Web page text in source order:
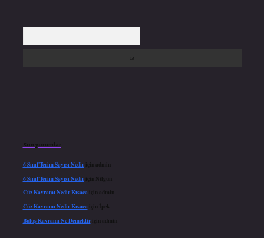
Son yorumlar
6 Sınıf Terim Sayısı Nediriçin admin
6 Sınıf Terim Sayısı Nediriçin Nilgün
Cüz Kavramı Nedir Kısacaiçin admin
Cüz Kavramı Nedir Kısacaiçin
İpek
Buluş Kavramı Ne Demektiriçin admin